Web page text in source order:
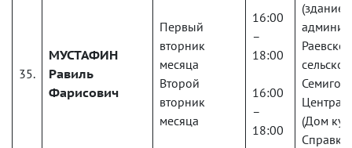
35.
МУСТАФИН
Равиль
Фарисович
Первый
вторник
месяца
Второй
вторник
месяца
16:00
–
18:00
16:00
–
18:00
(здание
(Дом
Справки